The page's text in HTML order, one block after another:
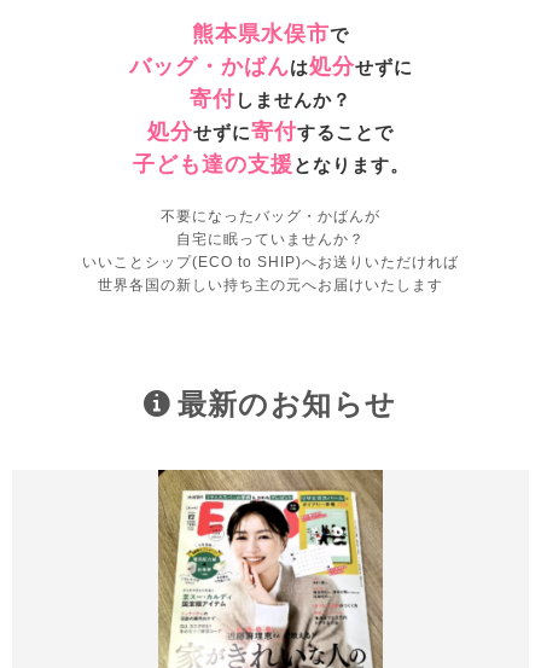
熊本県水俣市で
バッグ・かばんは処分せずに
寄付しませんか？
処分せずに寄付することで
子ども達の支援 となります。
不要になったバッグ・かばんが
自宅に眠っていませんか？
いいことシップ(ECO to SHIP)へお送りいただければ
世界各国の新しい持ち主の元へお届けいたします
最新のお知らせ